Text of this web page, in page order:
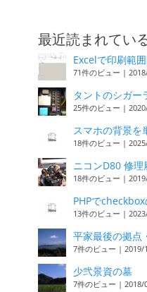
最近読まれてい
Excelで印刷範
71件のビュー |
タントのシガー
25件のビュー |
スマホの背景を
18件のビュー |
ニコンD80 修理
18件のビュー |
PHPで
13件のビュー |
平家最後の拠点
7件のビュー | 2019/
少弐景資の墓
7件のビュー | 2018/